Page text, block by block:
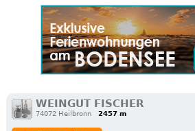
WEINGUT FISCHER
74072 Heilbronn 2457 m